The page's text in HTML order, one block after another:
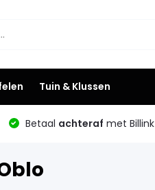
Tuin & Klussen
Betaal achteraf met Billink